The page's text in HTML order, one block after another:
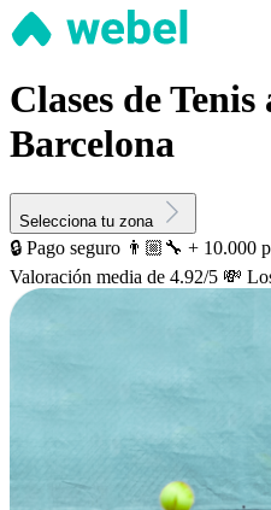
Clases de
Barcelona
Selecciona tu zona
🔒 Pago seguro 👨🏼‍🔧 + 10.000
Valoración media de 4.92/5 💸